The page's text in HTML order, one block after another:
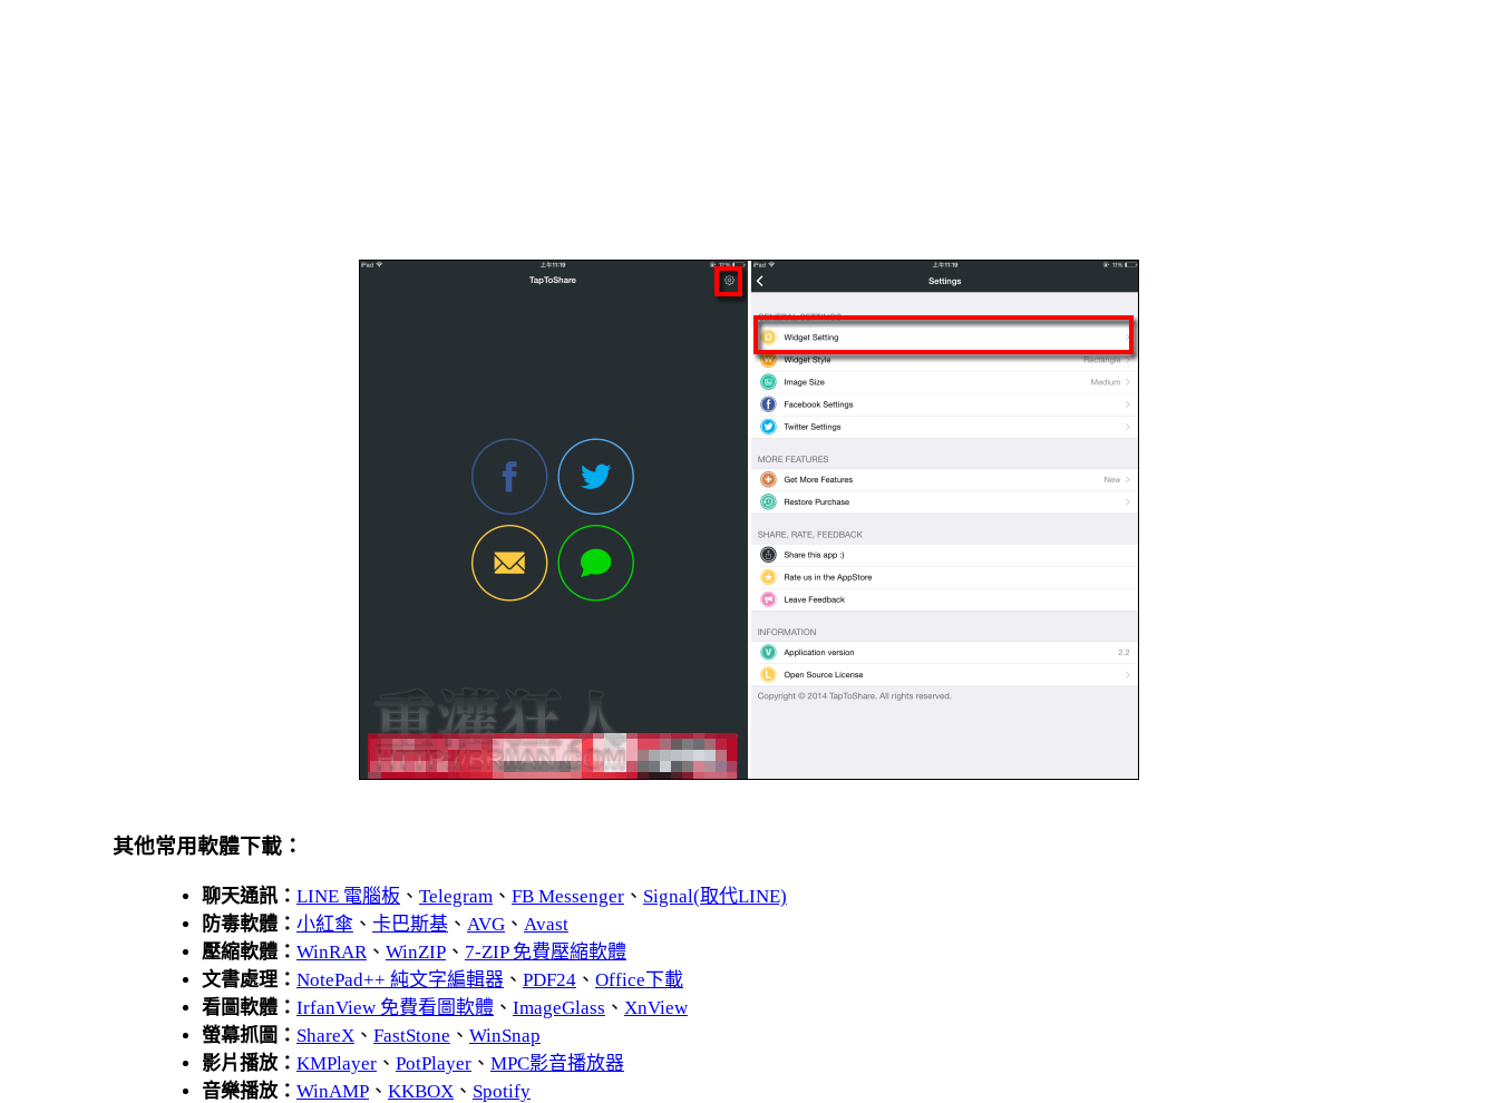
其他常用軟體下載：
聊天通訊： LINE 電腦板 、 Telegram、 FB Messenger、 Signal(取代LINE)
防毒軟體： 小紅傘 、 卡巴斯基、 AVG、 Avast
壓縮軟體： WinRAR、 WinZIP、 7-ZIP 免費壓縮軟體
文書處理： NotePad++ 純文字編輯器、 PDF24、 Office下載
看圖軟體： IrfanView 免費看圖軟體、 ImageGlass 、 XnView
螢幕抓圖： ShareX、 FastStone 、 WinSnap
影片播放： KMPlayer、 PotPlayer、 MPC影音播放器
音樂播放： WinAMP、 KKBOX、 Spotify